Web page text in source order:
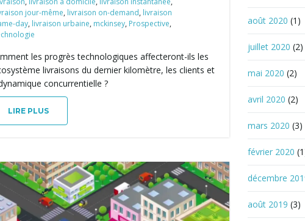
jour-même, livraison on-demand, livraison
day, livraison urbaine, mckinsey, Prospective,
les progrès technologiques affecteront-ils les
livraisons du dernier kilomètre, les clients et
concurrentielle ?
LIRE PLUS
août 2020 (1)
juillet 2020 (2)
mai 2020 (2)
avril 2020 (2)
mars 2020 (3)
février 2020
décembre
août 2019 (3)